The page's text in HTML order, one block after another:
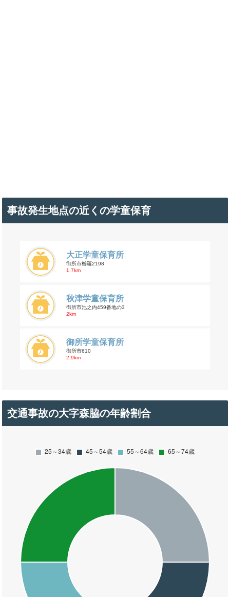
事故発生地点の近くの学童保育
大正学童保育所
御所市櫛羅2198
1.7km
秋津学童保育所
御所市池之内459番地の3
2km
御所学童保育所
御所市610
2.9km
交通事故の大字森脇の年齢割合